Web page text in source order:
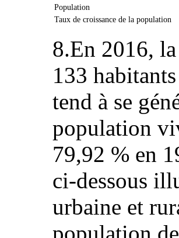
Population
Taux de croissance de la population
8.En 2016,
133
tend à se
population
79,92 % en
ci-dessous
urbaine et
population